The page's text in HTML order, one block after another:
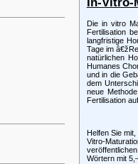
Die in vitro
Fertilisation
langfristige
Tage im
natürlichen
Humanes
und in die
dem
neue
Fertilisation
Helfen Sie
Vitro-
Wörtern mit 5,–